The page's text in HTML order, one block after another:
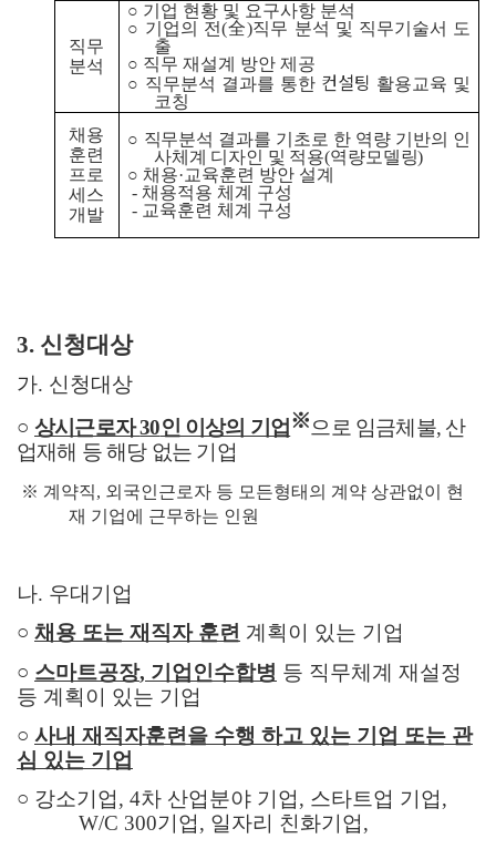
직무
분석
○ 기업 현황 및 요구사항 분석
○ 기업의 전(全)직무 분석 및 직무기술서 도
출
○ 직무 재설계 방안 제공
○ 직무분석 결과를 통한 컨설팅 활용교육 및
코칭
채용
훈련
프로
세스
개발
○ 직무분석 결과를 기초로 한 역량 기반의 인
사체계 디자인 및 적용(역량모델링)
○ 채용·교육훈련 방안 설계
- 채용적용 체계 구성
- 교육훈련 체계 구성
3. 신청대상
가. 신청대상
○ 상시근로자30인 이상의 기업 ※으로 임금체불, 산
업재해 등 해당 없는 기업
※ 계약직, 외국인근로자 등 모든형태의 계약 상관없이 현
재 기업에 근무하는 인원
나. 우대기업
○ 채용 또는 재직자 훈련 계획이 있는 기업
○ 스마트공장, 기업인수합병 등 직무체계 재설정
등 계획이 있는 기업
○ 사내 재직자훈련을 수행 하고 있는 기업 또는 관
심 있는 기업
○ 강소기업, 4차 산업분야 기업, 스타트업 기업,
W/C 300기업, 일자리 친화기업,